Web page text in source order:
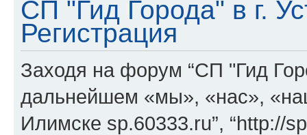
СП "Гид Города" в г.
Регистрация
Заходя на форум “СП "Гид
дальнейшем «мы», «нас»,
Илимске sp.60333.ru”, “http://